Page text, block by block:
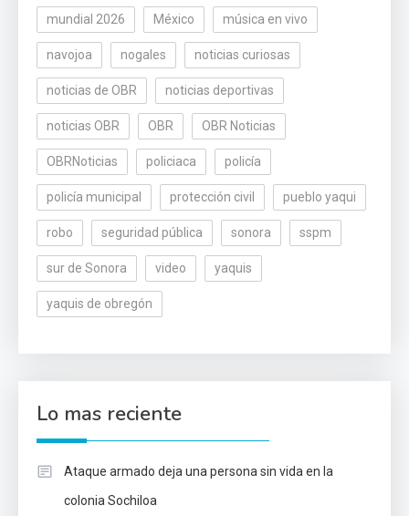
mundial 2026 México música en vivo
navojoa nogales noticias curiosas
noticias de OBR noticias deportivas
noticias OBR OBR OBR Noticias
OBRNoticias policiaca policía
policía municipal protección civil pueblo yaqui
robo seguridad pública sonora sspm
sur de Sonora video yaquis
yaquis de obregón
Lo mas reciente
Ataque armado deja una persona sin vida en la
colonia Sochiloa